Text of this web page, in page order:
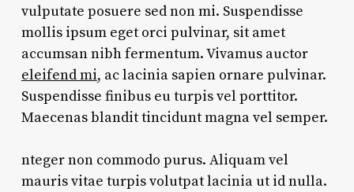
vulputate posuere sed non mi. Suspendisse
mollis ipsum eget orci pulvinar, sit amet
accumsan nibh fermentum. Vivamus auctor
eleifend mi, ac lacinia sapien ornare pulvinar.
Suspendisse finibus eu turpis vel porttitor.
Maecenas blandit tincidunt magna vel semper.
nteger non commodo purus. Aliquam vel
mauris vitae turpis volutpat lacinia ut id nulla.